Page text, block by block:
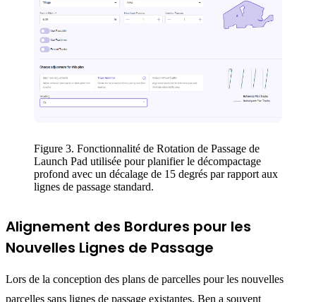
Figure 3. Fonctionnalité de Rotation de Passage de
Launch Pad utilisée pour planifier le décompactage
profond avec un décalage de 15 degrés par rapport aux
lignes de passage standard.
Alignement des Bordures pour les
Nouvelles Lignes de Passage
Lors de la conception des plans de parcelles pour les nouvelles
parcelles sans lignes de passage existantes, Ben a souvent